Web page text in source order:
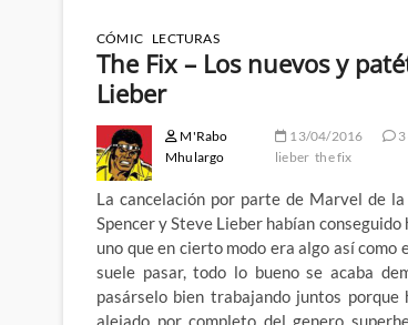
CÓMIC LECTURAS
The Fix – Los nuevos y
Lieber
M'Rabo
Mhulargo
13/04/2016 3
lieber the fix
La cancelación por parte de Marvel de
Spencer y Steve Lieber habían
uno que en cierto modo era algo así
suele pasar, todo lo bueno se acaba
pasárselo bien trabajando juntos